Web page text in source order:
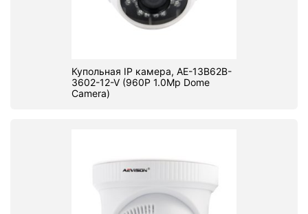
Купольная IP камера, AE-13B62B-
3602-12-V (960P 1.0Mp Dome
Camera)